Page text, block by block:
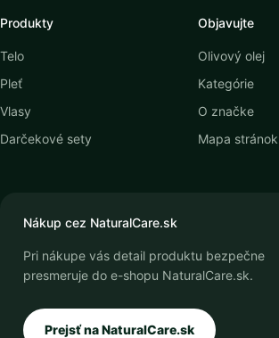
Produkty
Telo
Pleť
Vlasy
Darčekové sety
Objavujte
Olivový olej
Kategórie
O značke
Mapa stránok
Nákup cez NaturalCare.sk
Pri nákupe vás detail produktu bezpečne
presmeruje do e-shopu NaturalCare.sk.
Prejsť na NaturalCare.sk